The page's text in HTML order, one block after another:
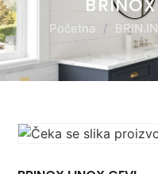
Početna /